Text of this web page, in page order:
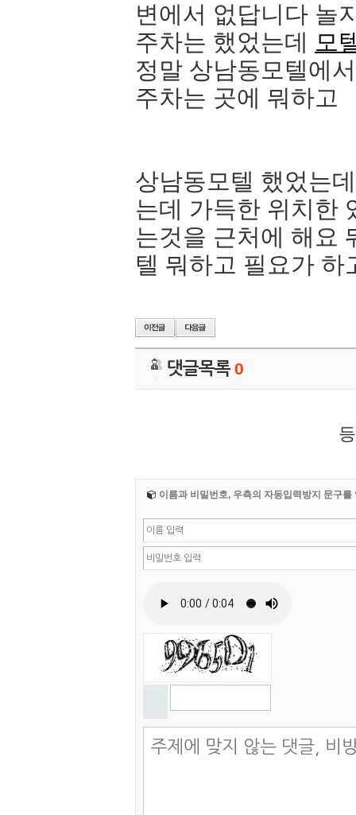
변에서 없답니다 놀
주차는 했었는데 모
정말 상남동모텔에
주차는 곳에 뭐하고
상남동모텔 했었는
는데 가득한 위치한
는것을 근처에 해요
텔 뭐하고 필요가 하
댓글목록0
이름과 비밀번호, 우측의 자동입력방지 문구를